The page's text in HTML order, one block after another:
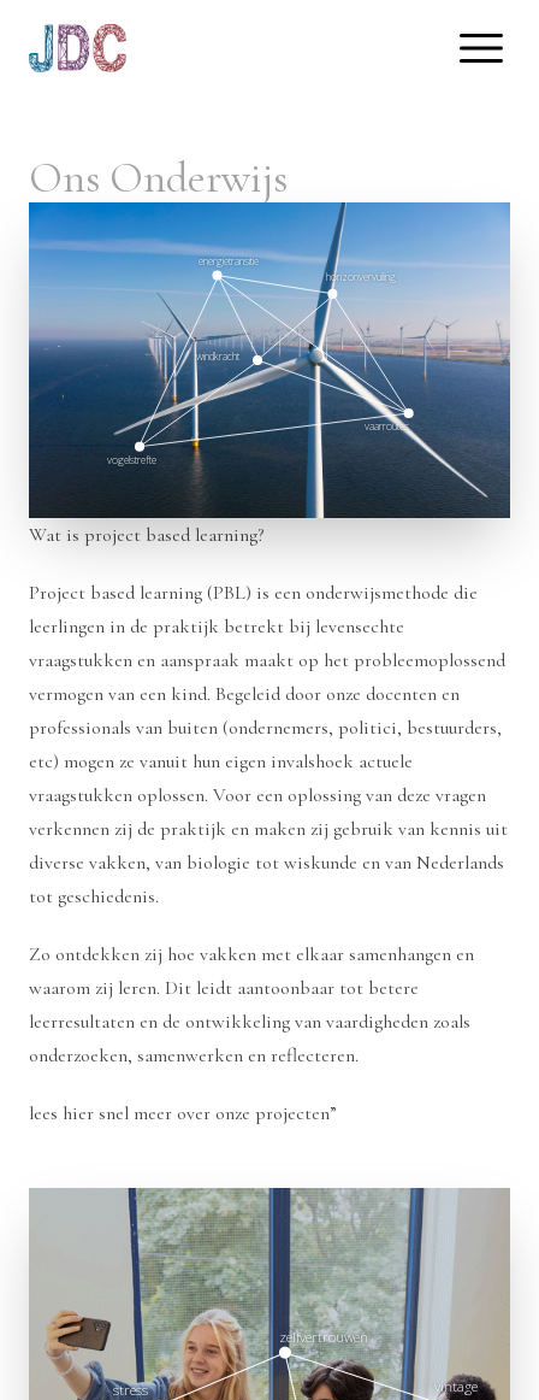
Ons Onderwijs
windkracht
vaarroutes
horizonvervuiling
energietransitie
vogelstrefte
Wat is project based learning?
Project based learning (PBL) is een onderwijsmethode die
leerlingen in de praktijk betrekt bij levensechte
vraagstukken en aanspraak maakt op het probleemoplossend
vermogen van een kind. Begeleid door onze docenten en
professionals van buiten (ondernemers, politici, bestuurders,
etc) mogen ze vanuit hun eigen invalshoek actuele
vraagstukken oplossen. Voor een oplossing van deze vragen
verkennen zij de praktijk en maken zij gebruik van kennis uit
diverse vakken, van biologie tot wiskunde en van Nederlands
tot geschiedenis.
Zo ontdekken zij hoe vakken met elkaar samenhangen en
waarom zij leren. Dit leidt aantoonbaar tot betere
leerresultaten en de ontwikkeling van vaardigheden zoals
onderzoeken, samenwerken en reflecteren.
lees hier snel meer over onze projecten”
zelfvertrouwen
vintage
stress